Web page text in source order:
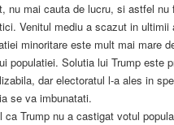
nu mai cauta de lucru, si astfel nu
Venitul mediu a scazut in ultimii
minoritare este mult mai mare
populatiei. Solutia lui Trump este
dar electoratul l-a ales in
se va imbunatati.
ca Trump nu a castigat votul